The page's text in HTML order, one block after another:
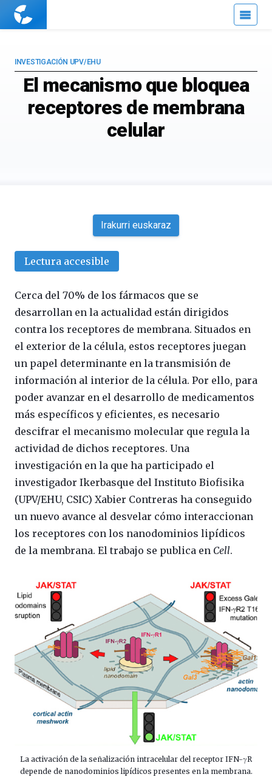
Cuaderno
El mecanismo que bloquea
receptores de membrana
celular
INVESTIGACIÓN UPV/EHU
Irakurri euskaraz
Lectura accesible
Cerca del 70% de los fármacos que se
desarrollan en la actualidad están dirigidos
contra los receptores de membrana. Situados en
el exterior de la célula, estos receptores juegan
un papel determinante en la transmisión de
información al interior de la célula. Por ello, para
poder avanzar en el desarrollo de medicamentos
más específicos y eficientes, es necesario
descifrar el mecanismo molecular que regula la
actividad de dichos receptores. Una
investigación en la que ha participado el
investigador Ikerbasque del Instituto Biofisika
(UPV/EHU, CSIC) Xabier Contreras ha conseguido
un nuevo avance al desvelar cómo interaccionan
los receptores con los nanodominios lipídicos
de la membrana. El trabajo se publica en Cell.
La activación de la señalización intracelular del receptor IFN-γR
depende de nanodominios lipídicos presentes en la membrana.